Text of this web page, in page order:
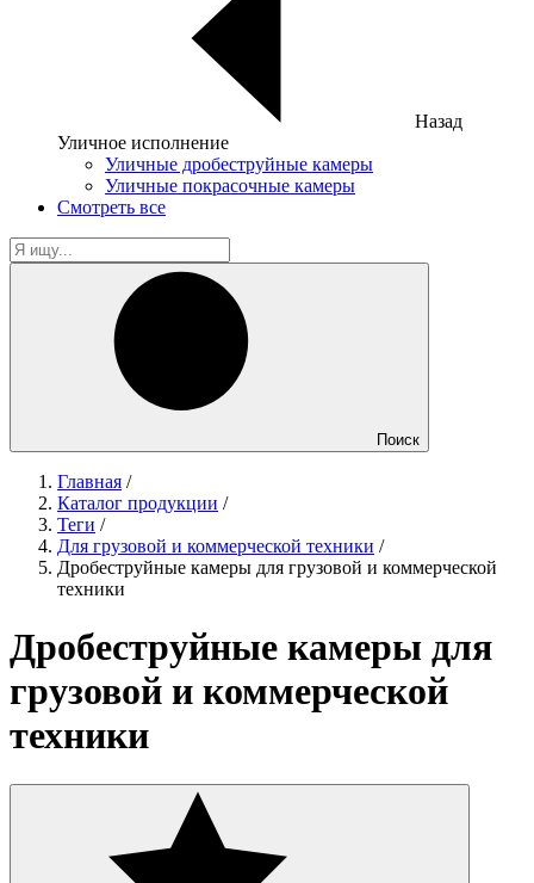
Назад
Уличное исполнение
Уличные дробеструйные камеры
Уличные покрасочные камеры
Смотреть все
Поиск
Главная /
Каталог продукции /
Теги /
Для грузовой и коммерческой техники /
Дробеструйные камеры для грузовой и коммерческой
техники
Дробеструйные камеры для
грузовой и коммерческой
техники